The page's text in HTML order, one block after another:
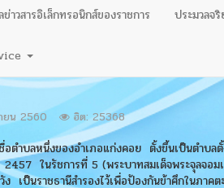
าวสารอิเล็กทรอนิกส์ของราชการ ประมวลจ
ยน 2560 ฮิต: 25368
ตำบลหนึ่งของอำเภอแก่งคอย ตั้งขึ้นเป็นตำ
ในรัชการที่ 5 (พระบาทสมเด็จพระจุลจอม
วัง เป็นราชธานีสำรองไว้เพื่อป้องกันข้าศึกในภ